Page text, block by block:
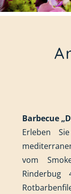
Barbecue
Erleben
vom
Rinderbug